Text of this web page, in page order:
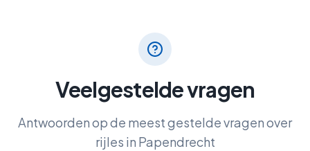
Veelgestelde vragen
Antwoorden op de meest gestelde vragen over
rijles in Papendrecht